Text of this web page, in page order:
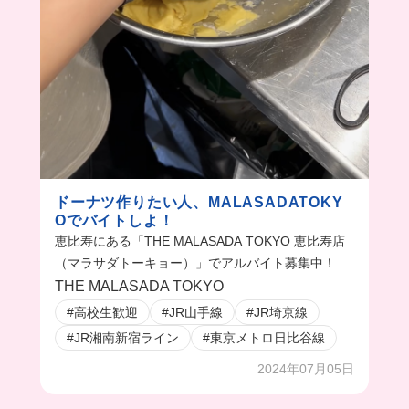
ドーナツ作りたい人、MALASADATOKY
Oでバイトしよ！
恵比寿にある「THE MALASADA TOKYO 恵比寿店
（マラサダトーキョー）」でアルバイト募集中！ 今
回の動画では、ドーナツができるまでを紹介。 こん
なドーナツを作ってみたい！という人は応募して
ね！
THE MALASADA TOKYO
#高校生歓迎 #JR山手線
#JR埼京線
#JR湘南新宿ライン
#東京メトロ日比谷線
2024年07月05日